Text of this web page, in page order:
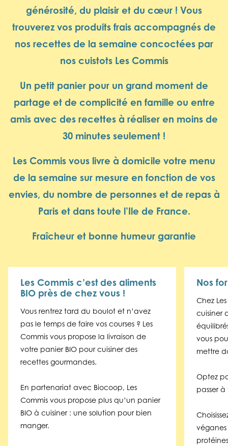
générosité, du plaisir et du cœur ! Vous
trouverez vos produits frais accompagnés de
nos recettes de la semaine concoctées par
nos cuistots Les Commis
Un petit panier pour un grand moment de
partage et de complicité en famille ou entre
amis avec des recettes à réaliser en moins de
30 minutes seulement !
Les Commis vous livre à domicile votre menu
de la semaine sur mesure en fonction de vos
envies, du nombre de personnes et de repas à
Paris et dans toute l’Ile de France.
Fraîcheur et bonne humeur garantie
Les Commis c’est des aliments
BIO près de chez vous !
Vous rentrez tard du boulot et n’avez
pas le temps de faire vos courses ? Les
Commis vous propose la livraison de
votre panier BIO pour cuisiner des
recettes gourmandes.
En partenariat avec Biocoop, Les
Commis vous propose plus qu’un panier
BIO à cuisiner : une solution pour bien
manger.
Nos
Chez
cuisiner
vous
mettre
Optez
passer